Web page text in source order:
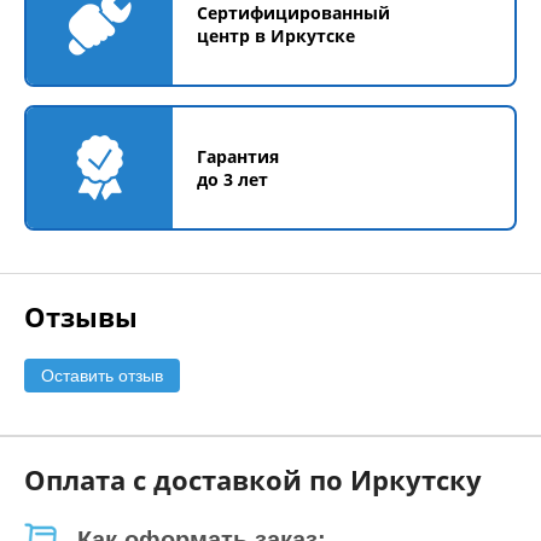
Сертифицированный
центр в Иркутске
Гарантия
до 3 лет
Отзывы
Оставить отзыв
Оплата с доставкой по Иркутску